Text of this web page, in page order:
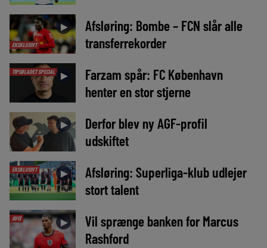
EKSKLUSIVT
►
Afsløring: Bombe – FCN slår alle
transferrekorder
TIPSBLADET SPECIAL ►
Farzam spår: FC København
henter en stor stjerne
►
Derfor blev ny AGF-profil
udskiftet
EKSKLUSIVT ►
Afsløring: Superliga-klub udlejer
stort talent
AVIS ►
Vil sprænge banken for Marcus
Rashford